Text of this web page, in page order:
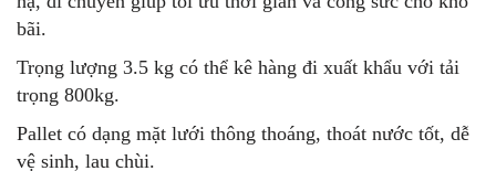
bãi.
Trọng lượng 3.5 kg có thể kê hàng đi xuất khẩu với tải
trọng 800kg.
Pallet có dạng mặt lưới thông thoáng, thoát nước tốt, dễ
vệ sinh, lau chùi.